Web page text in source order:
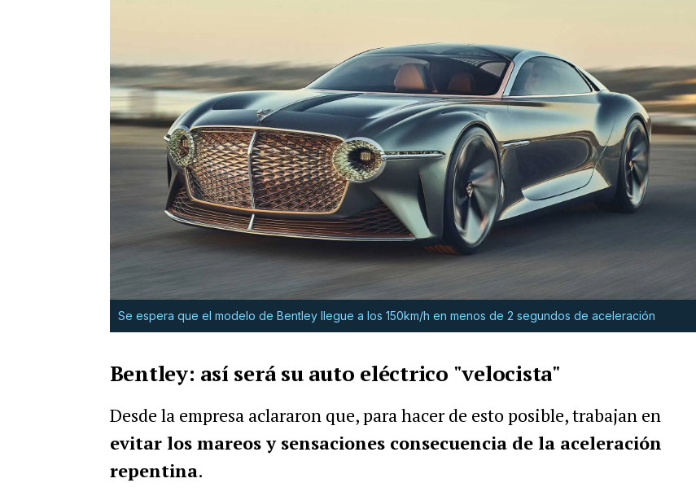
Se espera que el modelo de Bentley llegue a los 150km/h en menos de 2 segundos de aceleración
Bentley: así será su auto eléctrico "velocista"
Desde la empresa aclararon que, para hacer de esto posible, trabajan en
evitar los mareos y sensaciones consecuencia de la aceleración
repentina.